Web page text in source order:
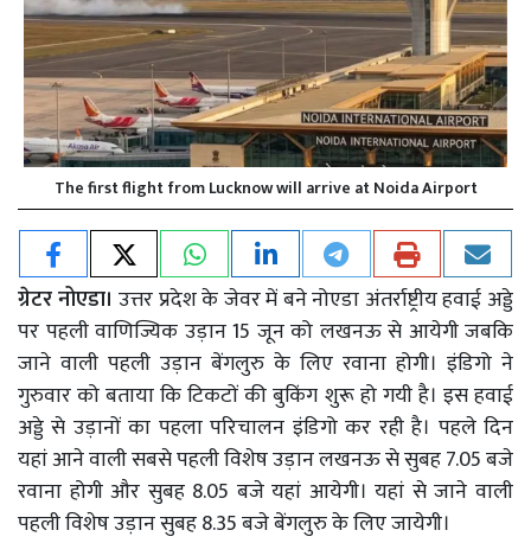
The first flight from Lucknow will arrive at Noida Airport
ग्रेटर नोएडा। उत्तर प्रदेश के जेवर में बने नोएडा अंतर्राष्ट्रीय हवाई अड्डे
पर पहली वाणिज्यिक उड़ान 15 जून को लखनऊ से आयेगी जबकि
जाने वाली पहली उड़ान बेंगलुरु के लिए रवाना होगी। इंडिगो ने
गुरुवार को बताया कि टिकटों की बुकिंग शुरू हो गयी है। इस हवाई
अड्डे से उड़ानों का पहला परिचालन इंडिगो कर रही है। पहले दिन
यहां आने वाली सबसे पहली विशेष उड़ान लखनऊ से सुबह 7.05 बजे
रवाना होगी और सुबह 8.05 बजे यहां आयेगी। यहां से जाने वाली
पहली विशेष उड़ान सुबह 8.35 बजे बेंगलुरु के लिए जायेगी।